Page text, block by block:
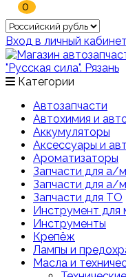
Вход в личный кабинет
Категории
Автозапчасти
Автохимия и
Аккумуляторы
Аксессуары и
Ароматизаторы
Запчасти для а/
Запчасти для а/
Запчасти для ТО
Инструмент для
Инструменты
Крепёж
Лампы и
Масла и
0